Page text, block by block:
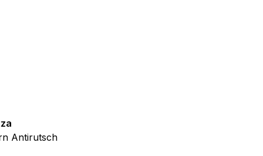
Antirutsch
zugeordnet wurden.